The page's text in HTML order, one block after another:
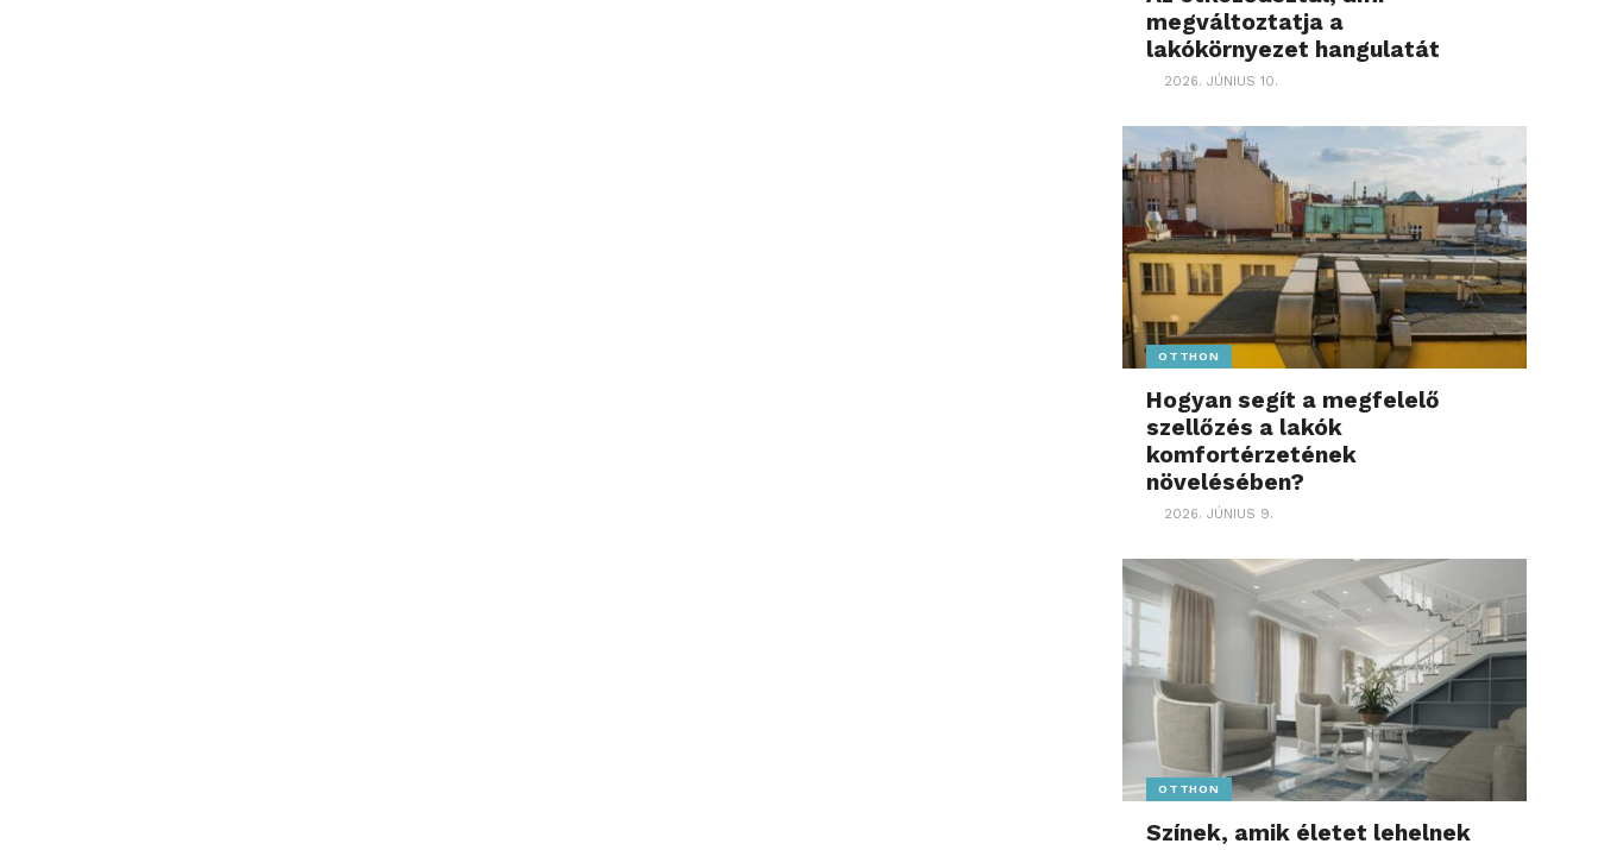
megváltoztatja a
lakókörnyezet hangulatát
2026. JÚNIUS 10.
OTTHON
Hogyan segít a megfelelő
szellőzés a lakók
komfortérzetének
növelésében?
2026. JÚNIUS 9.
OTTHON
Színek, amik életet lehelnek